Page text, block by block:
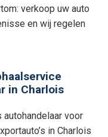
verkoop uw auto
en wij regelen
in Charlois
autohandelaar voor
in Charlois